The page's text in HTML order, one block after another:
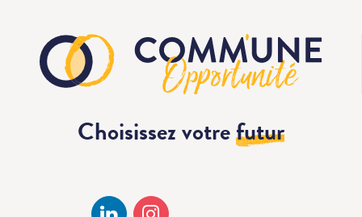
Choisissez votrefutur